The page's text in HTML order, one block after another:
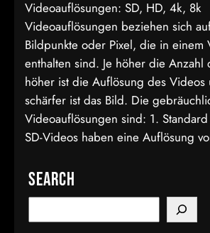
Videoauflösungen: SD, HD, 4k, 8k
Videoauflösungen beziehen sich
Bildpunkte oder Pixel, die in einem
enthalten sind. Je höher die Anzahl
höher ist die Auflösung des Videos
schärfer ist das Bild. Die
Videoauflösungen sind: 1.
SD-Videos haben eine Auflösung
Search
e